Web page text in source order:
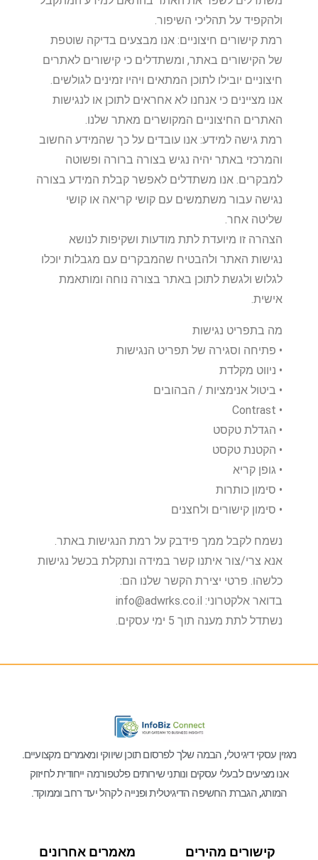
ולהקפיד על תהליכי השיפור.
רמת קישורים חיצוניים: אנו מבצעים בדיקה שוטפת
של הקישורים באתר, ומשתדלים כי קישורים לאתרים
חיצוניים יובילו לתוכן המתאים ויהיו זמינים לגולשים.
אנו מציינים כי אנחנו לא אחראים לתוכן או לנגישות
האתרים החיצוניים המקושרים מאתר שלנו.
רמת גישה למידע: אנו עובדים על כך שהמידע החשוב
והמרכזי באתר יהיה נגיש בצורה ברורה ופשוטה
למבקרים. אנו משתדלים לאפשר קבלת המידע בצורה
נגישה עבור משתמשים עם קושי קריאה או קושי
שליטה אחר.
הצהרה זו מיועדת לתת מודעות ושקיפות לנושא
נגישות האתר ולהבטיח שהמבקרים עם מגבלות יוכלו
לגלוש ולגשת לתוכן באתר בצורה נוחה ומותאמת
אישית.
מה בתפריט נגישות
• פתיחה וסגירה של תפריט הנגישות
• ניווט מקלדת
• ביטול אנימציות / הבהובים
• Contrast
• הגדלת טקסט
• הקטנת טקסט
• גופן קריא
• סימון כותרות
• סימון קישורים ולחצנים
נשמח לקבל ממך פידבק על רמת הנגישות באתר.
אנא צרי/צור איתנו קשר במידה ונתקלת בכשל נגישות
כלשהו. פרטי יצירת הקשר שלנו הם:
בדואר אלקטרוני: info@adwrks.co.il
נשתדל לתת מענה תוך 5 ימי עסקים.
מגזין עסקי דיגיטלי, הבמה שלך לפרסום תוכן שיווקי ומאמרים מקצועיים.
אנו מציעים לבעלי עסקים ונותני שירותים פלטפורמה ייחודית לחיזוק
המותג, הגברת החשיפה הדיגיטלית ופנייה לקהל יעד רחב וממוקד.
קישורים מהירים מאמרים אחרונים